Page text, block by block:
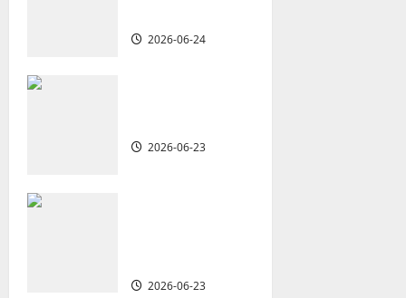
t
n
2026-06-24
2026-06-23
2026-06-23